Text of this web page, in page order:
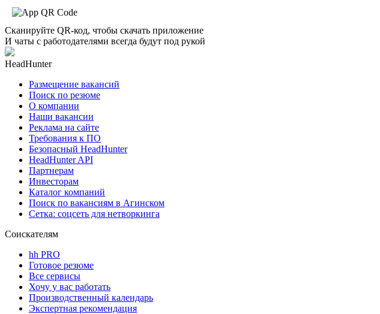
Сканируйте QR-код, чтобы скачать приложение
И чаты с работодателями всегда будут под рукой
HeadHunter
Размещение вакансий
Поиск по резюме
О компании
Наши вакансии
Реклама на сайте
Требования к ПО
Безопасный HeadHunter
HeadHunter API
Партнерам
Инвесторам
Каталог компаний
Поиск по вакансиям в Агинском
Сетка: соцсеть для нетворкинга
Соискателям
hh PRO
Готовое резюме
Все сервисы
Хочу у вас работать
Производственный календарь
Экспертная рекомендация